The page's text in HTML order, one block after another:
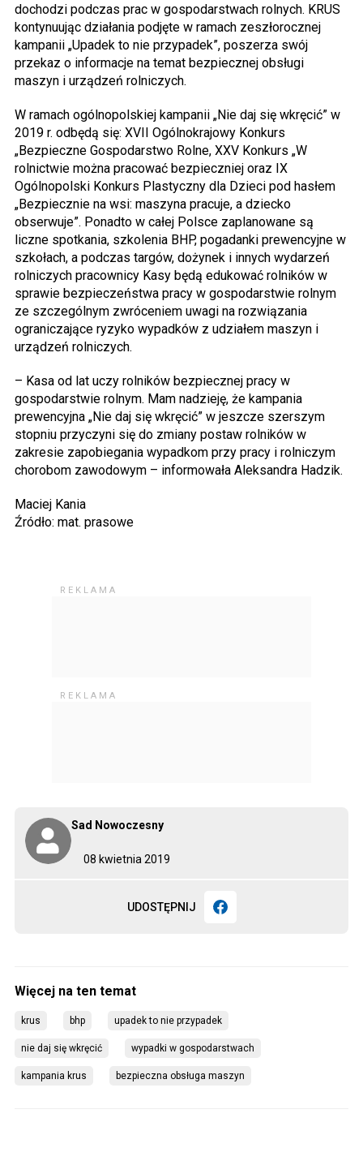
08 kwietnia 2019
Sad Nowoczesny
UDOSTĘPNIJ
dochodzi podczas prac w gospodarstwach rolnych. KRUS
kontynuując działania podjęte w ramach zeszłorocznej
kampanii „Upadek to nie przypadek”, poszerza swój
przekaz o informacje na temat bezpiecznej obsługi
maszyn i urządzeń rolniczych.
W ramach ogólnopolskiej kampanii „Nie daj się wkręcić” w
2019 r. odbędą się: XVII Ogólnokrajowy Konkurs
„Bezpieczne Gospodarstwo Rolne, XXV Konkurs „W
rolnictwie można pracować bezpieczniej oraz IX
Ogólnopolski Konkurs Plastyczny dla Dzieci pod hasłem
„Bezpiecznie na wsi: maszyna pracuje, a dziecko
obserwuje”. Ponadto w całej Polsce zaplanowane są
liczne spotkania, szkolenia BHP, pogadanki prewencyjne w
szkołach, a podczas targów, dożynek i innych wydarzeń
rolniczych pracownicy Kasy będą edukować rolników w
sprawie bezpieczeństwa pracy w gospodarstwie rolnym
ze szczególnym zwróceniem uwagi na rozwiązania
ograniczające ryzyko wypadków z udziałem maszyn i
urządzeń rolniczych.
– Kasa od lat uczy rolników bezpiecznej pracy w
gospodarstwie rolnym. Mam nadzieję, że kampania
prewencyjna „Nie daj się wkręcić” w jeszcze szerszym
stopniu przyczyni się do zmiany postaw rolników w
zakresie zapobiegania wypadkom przy pracy i rolniczym
chorobom zawodowym – informowała Aleksandra Hadzik.
Maciej Kania
Źródło: mat. prasowe
krus bhp upadek to nie przypadek
nie daj się wkręcić wypadki w gospodarstwach
kampania krus bezpieczna obsługa maszyn